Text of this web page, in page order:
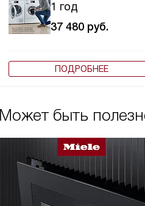
1 год
37 480 руб.
ПОДРОБНЕЕ
Может быть